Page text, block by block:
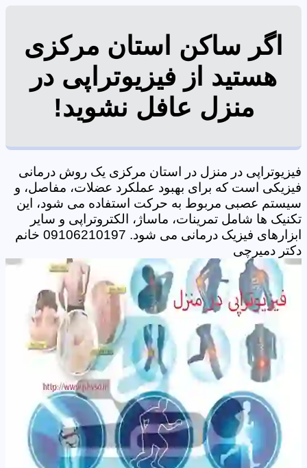
اگر ساکن استان مرکزی
هستید از فیزیوتراپی در
منزل عافل نشوید!
فیزیوتراپی در منزل در استان مرکزی یک روش درمانی
فیزیکی است که برای بهبود عملکرد عضلات، مفاصل، و
سیستم عصبی مربوط به حرکت استفاده می شود، این
تکنیک ها شامل تمرینات، ماساژ، الکتروتراپی و سایر
ابزارهای فیزیک درمانی می شود. 09106210197 خانم
دکتر دمیرچی